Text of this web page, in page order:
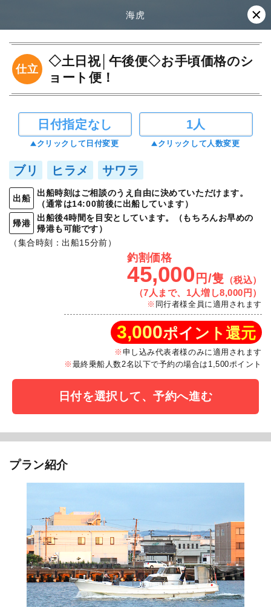
海虎
仕立
◇土日祝│午後便◇お手頃価格のシ
ョート便！
日付指定なし
クリックして日付変更
1人
クリックして人数変更
ブリ ヒラメ サワラ
出船
出船時刻はご相談のうえ自由に決めていただけます。
（通常は14:00前後に出船しています）
帰港
出船後4時間を目安としています。（もちろんお早めの
帰港も可能です）
（集合時刻：出船15分前）
釣割価格
45,000 円/隻
（税込）
（7人まで、1人増し8,000円）
同行者様全員に適用されます
3,000ポイント還元
申し込み代表者様のみに適用されます
最終乗船人数2名以下で予約の場合は1,500ポイント
日付を選択して、予約へ進む
プラン紹介